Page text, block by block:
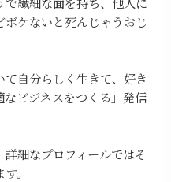
ケないと死んじゃうおじ
自分らしく生きて、好き
ビジネスをつくる」発信
細なプロフィールではそ
。